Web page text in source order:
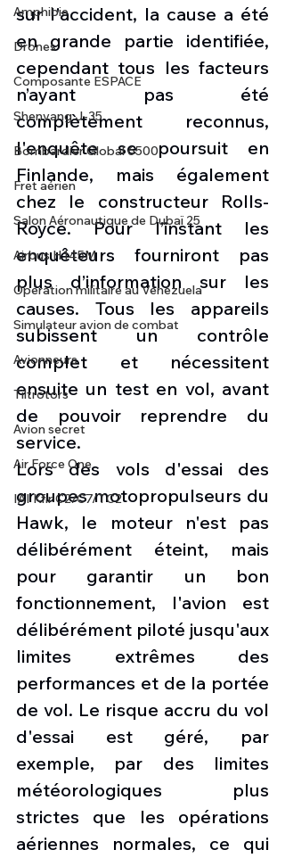
Amphibie
Drones
Composante ESPACE
Shenyang J-35
Bombardier Global 6500
Fret aérien
Salon Aéronautique de Dubaï 25
Airbus H145M
Opération militaire au Vénézuela
Simulateur avion de combat
Avionneurs
Tiltrotors
Avion secret
Air Force One
IAI Kfir C2/C7/TC2
sur l'accident, la cause a été
en grande partie identifiée,
cependant tous les facteurs
n’ayant pas été
complètement reconnus,
l'enquête se poursuit en
Finlande, mais également
chez le constructeur Rolls-
Royce. Pour l’instant les
enquêteurs fourniront pas
plus d’information sur les
causes. Tous les appareils
subissent un contrôle
complet et nécessitent
ensuite un test en vol, avant
de pouvoir reprendre du
service.
Lors des vols d'essai des
groupes motopropulseurs du
Hawk, le moteur n'est pas
délibérément éteint, mais
pour garantir un bon
fonctionnement, l'avion est
délibérément piloté jusqu'aux
limites extrêmes des
performances et de la portée
de vol. Le risque accru du vol
d'essai est géré, par
exemple, par des limites
météorologiques plus
strictes que les opérations
aériennes normales, ce qui